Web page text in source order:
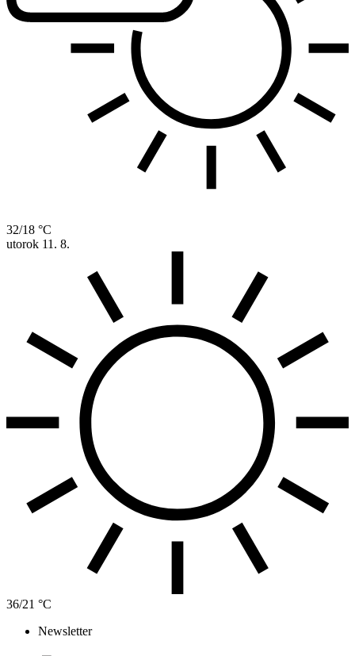
32/18 °C
utorok 11. 8.
36/21 °C
Newsletter